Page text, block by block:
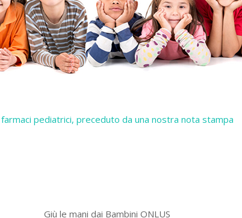
pediatrici, preceduto da una nostra nota stampa
Giù le mani dai Bambini ONLUS